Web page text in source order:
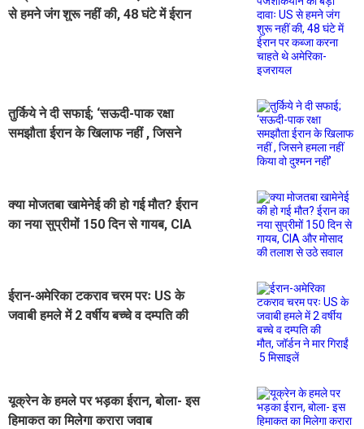
से हमने जंग शुरू नहीं की, 48 घंटे में ईरान
तुर्किये ने दी सफाई; ‘सऊदी-पाक रक्षा
समझौता ईरान के खिलाफ नहीं , जिसने
क्या मोजतबा खामेनेई की हो गई मौत? ईरान
का नया सुप्रीमों 150 दिन से गायब, CIA
ईरान-अमेरिका टकराव चरम परः US के
जवाबी हमले में 2 वर्षीय बच्चे व दम्पति की
यूक्रेन के हमले पर भड़का ईरान, बोला- इस
हिमाकत का मिलेगा करारा जवाब